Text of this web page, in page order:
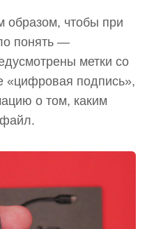
образом, чтобы при
понять —
метки со
«цифровая подпись»,
о том, каким